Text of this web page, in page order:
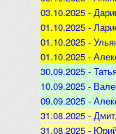
03.10.2025 -
01.10.2025 -
01.10.2025 -
01.10.2025 -
30.09.2025 -
10.09.2025 -
09.09.2025 - А
31.08.2025 -
31.08.2025 -